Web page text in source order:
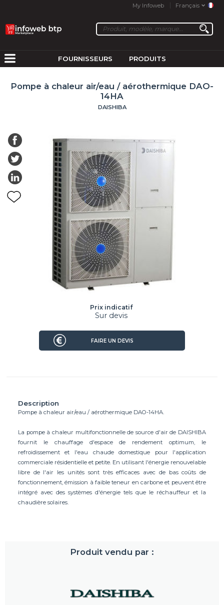
My Infoweb Français
FOURNISSEURS PRODUITS
Pompe à chaleur air/eau / aérothermique DAO-
14HA
DAISHIBA
Description
Pompe à chaleur air/eau / aérothermique DAO-14HA.
La pompe à chaleur multifonctionnelle de source d'air de DAISHIBA
fournit le chauffage d'espace de rendement optimum, le
refroidissement et l'eau chaude domestique pour l'application
commerciale résidentielle et petite. En utilisant l'énergie renouvelable
libre de l'air les unités sont très efficaces avec de bas coûts de
fonctionnement, émission à faible teneur en carbone et peuvent être
intégré avec des systèmes d'énergie tels que le réchauffeur et la
chaudière solaires.
Produit vendu par :
Prix indicatif
Sur devis
FAIRE UN DEVIS